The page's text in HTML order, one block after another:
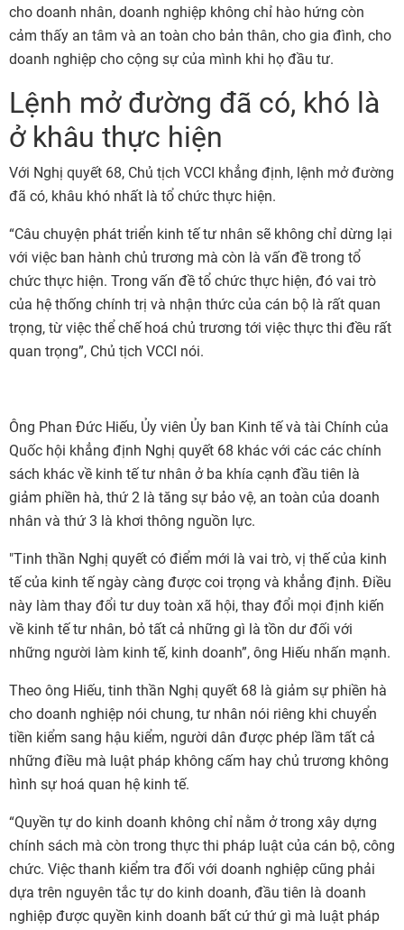
cho doanh nhân, doanh nghiệp không chỉ hào hứng còn
cảm thấy an tâm và an toàn cho bản thân, cho gia đình, cho
doanh nghiệp cho cộng sự của mình khi họ đầu tư.
Lệnh mở đường đã có, khó là
ở khâu thực hiện
Với Nghị quyết 68, Chủ tịch VCCI khẳng định, lệnh mở đường
đã có, khâu khó nhất là tổ chức thực hiện.
“Câu chuyện phát triển kinh tế tư nhân sẽ không chỉ dừng lại
với việc ban hành chủ trương mà còn là vấn đề trong tổ
chức thực hiện. Trong vấn đề tổ chức thực hiện, đó vai trò
của hệ thống chính trị và nhận thức của cán bộ là rất quan
trọng, từ việc thể chế hoá chủ trương tới việc thực thi đều rất
quan trọng”, Chủ tịch VCCI nói.
Ông Phan Đức Hiếu, Ủy viên Ủy ban Kinh tế và tài Chính của
Quốc hội khẳng định Nghị quyết 68 khác với các các chính
sách khác về kinh tế tư nhân ở ba khía cạnh đầu tiên là
giảm phiền hà, thứ 2 là tăng sự bảo vệ, an toàn của doanh
nhân và thứ 3 là khơi thông nguồn lực.
"Tinh thần Nghị quyết có điểm mới là vai trò, vị thế của kinh
tế của kinh tế ngày càng được coi trọng và khẳng định. Điều
này làm thay đổi tư duy toàn xã hội, thay đổi mọi định kiến
về kinh tế tư nhân, bỏ tất cả những gì là tồn dư đối với
những người làm kinh tế, kinh doanh”, ông Hiếu nhấn mạnh.
Theo ông Hiếu, tinh thần Nghị quyết 68 là giảm sự phiền hà
cho doanh nghiệp nói chung, tư nhân nói riêng khi chuyển
tiền kiểm sang hậu kiểm, người dân được phép lầm tất cả
những điều mà luật pháp không cấm hay chủ trương không
hình sự hoá quan hệ kinh tế.
“Quyền tự do kinh doanh không chỉ nằm ở trong xây dựng
chính sách mà còn trong thực thi pháp luật của cán bộ, công
chức. Việc thanh kiểm tra đối với doanh nghiệp cũng phải
dựa trên nguyên tắc tự do kinh doanh, đầu tiên là doanh
nghiệp được quyền kinh doanh bất cứ thứ gì mà luật pháp